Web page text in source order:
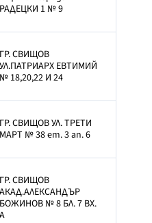
РАДЕЦКИ 1 № 9
ГР. СВИЩОВ
УЛ.ПАТРИАРХ ЕВТИМИЙ
№ 18,20,22 И 24
ГР. СВИЩОВ УЛ. ТРЕТИ
МАРТ № 38 ет. 3 ап. 6
ГР. СВИЩОВ
АКАД.АЛЕКСАНДЪР
БОЖИНОВ № 8 БЛ. 7 ВХ.
А